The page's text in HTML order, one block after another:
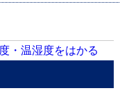
・温湿度をはかる